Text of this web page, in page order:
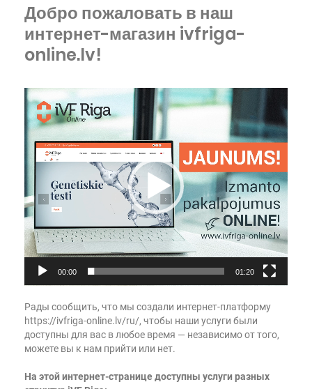
Добро пожаловать в наш
интернет-магазин ivfriga-
online.lv!
В
и
д
е
р
00:00 01:20
Рады сообщить, что мы создали интернет-платформу
https://ivfriga-online.lv/ru/, чтобы наши услуги были
доступны для вас в любое время — независимо от того,
можете вы к нам прийти или нет.
На этой интернет-странице доступны услуги разных